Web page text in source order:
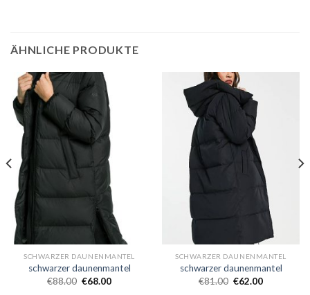
ÄHNLICHE PRODUKTE
SCHWARZER DAUNENMANTEL
schwarzer daunenmantel
€88.00 €68.00
SCHWARZER DAUNENMANTEL
schwarzer daunenmantel
€81.00 €62.00